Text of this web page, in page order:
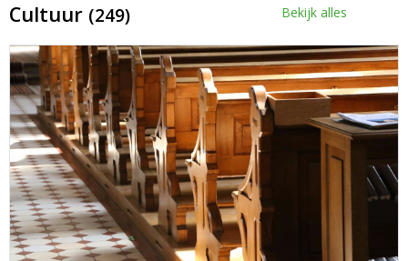
Cultuur (249) Bekijk alles